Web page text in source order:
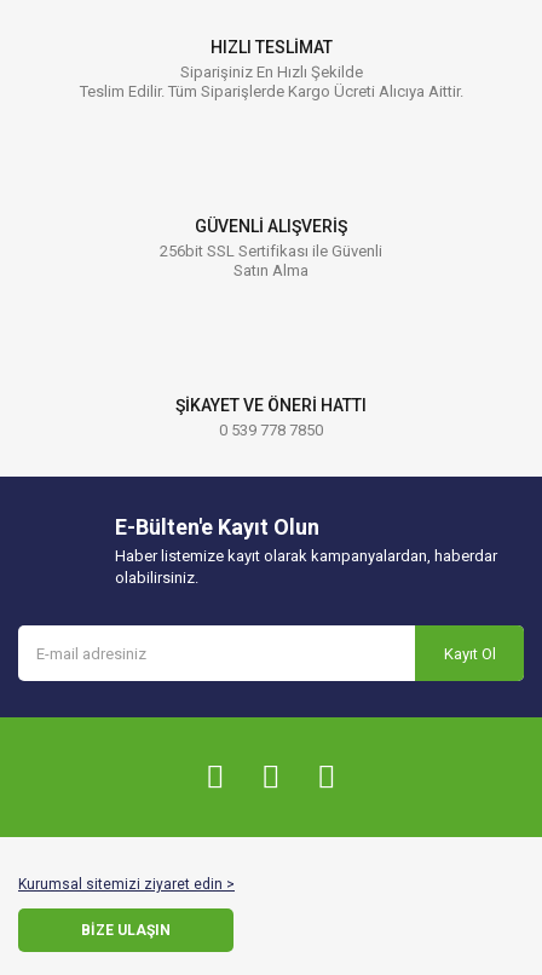
HIZLI TESLİMAT
Siparişiniz En Hızlı Şekilde
Teslim Edilir. Tüm Siparişlerde Kargo Ücreti Alıcıya Aittir.
GÜVENLİ ALIŞVERİŞ
256bit SSL Sertifikası ile Güvenli
Satın Alma
ŞİKAYET VE ÖNERİ HATTI
0 539 778 7850
E-Bülten'e Kayıt Olun
Haber listemize kayıt olarak kampanyalardan, haberdar
olabilirsiniz.
Kayıt Ol
Kurumsal sitemizi ziyaret edin >
BİZE ULAŞIN